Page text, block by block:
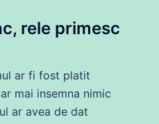
rele primesc
ar fi fost platit
mai insemna nimic
ar avea de dat